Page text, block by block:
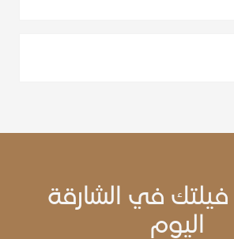
فيلتك في الشارقة
اليوم